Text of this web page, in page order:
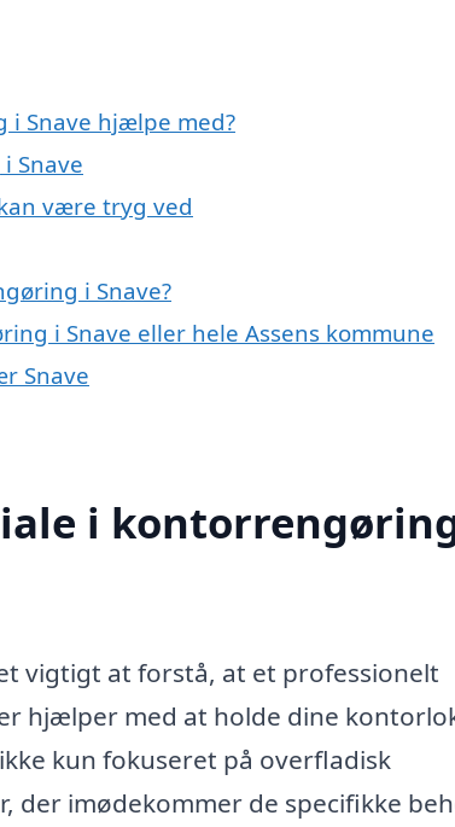
i Snave hjælpe med?
Snave
være tryg ved
i Snave?
i Snave eller hele Assens kommune
Snave
i
vigtigt at forstå, at et professionelt
hjælper med at holde dine
kun fokuseret på overfladisk
imødekommer de specifikke